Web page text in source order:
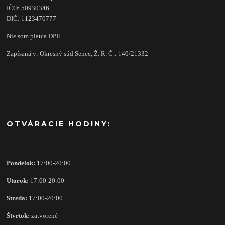
IČO: 50930346
DIČ: 1123470777
Nie som platca DPH
Zapísaná v: Okresný súd Senec, Ž. R. Č.: 140/21332
OTVÁRACIE HODINY:
Pondelok: 17:00-20:00
Utorok: 17:00-20:00
Streda: 17:00-20:00
Štvrtok: zatvorené